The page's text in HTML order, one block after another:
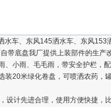
车、东风145洒水车、东风153
带底盘我厂提供上装部件的生产改
、小雨、毛毛雨，带安全护栏，
装20米绿化卷盘，可喷洒农药，
设计先进合理，使用方便快捷，